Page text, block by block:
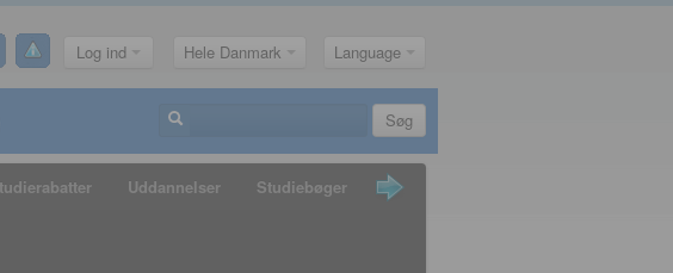
Log ind Hele Danmark Language
Søg
Uddannelser Studiebøger Guldkorn